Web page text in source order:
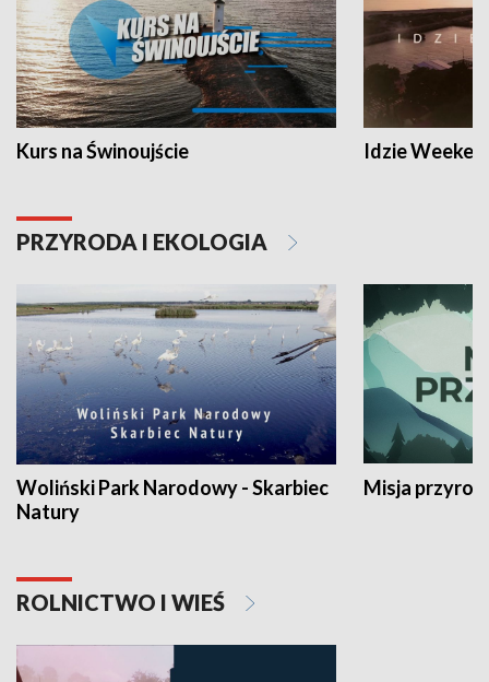
Kurs na Świnoujście Idzie
PRZYRODA I EKOLOGIA
Woliński Park Narodowy - Skarbiec
Natury
Misja
ROLNICTWO I WIEŚ